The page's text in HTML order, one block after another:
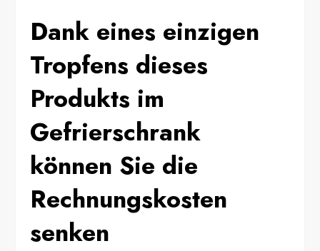
Dank eines einzigen
Tropfens dieses
Produkts im
Gefrierschrank
können Sie die
Rechnungskosten
senken